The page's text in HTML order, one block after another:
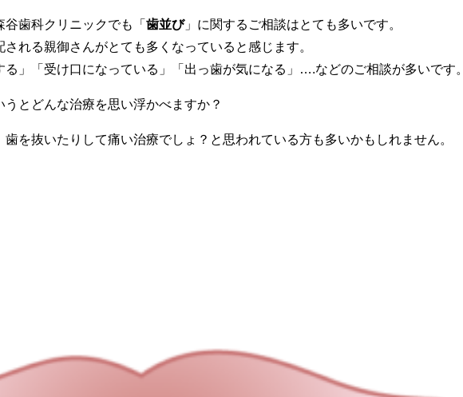
歯科クリニックでも「 歯並び」に関するご相談はとても多いです。
れる親御さんがとても多くなっていると感じます。
る」「受け口になっている」「出っ歯が気になる」….などのご相談が多いです。
とどんな治療を思い浮かべますか？
を抜いたりして痛い治療でしょ？と思われている方も多いかもしれません。